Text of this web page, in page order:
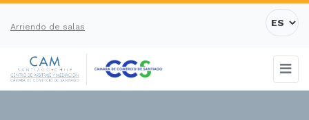
Arriendo de salas